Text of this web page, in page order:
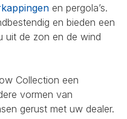
en pergola’s.
en bieden een
uit de zon en de wind
Collection een
vormen van
gerust met uw dealer.